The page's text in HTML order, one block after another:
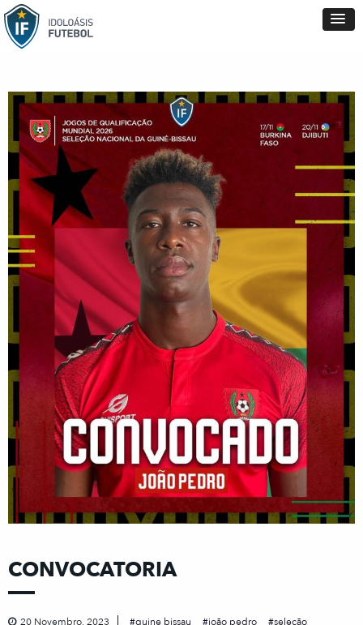
CONVOCATORIA
20 Novembro, 2023 guine bissau joão pedro seleção